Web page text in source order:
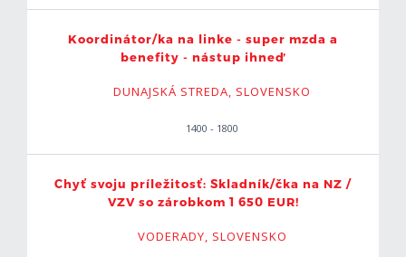
Koordinátor/ka na linke - super mzda a
benefity - nástup ihneď
DUNAJSKÁ STREDA, SLOVENSKO
1400 - 1800
Chyť svoju príležitosť: Skladník/čka na NZ /
VZV so zárobkom 1 650 EUR!
VODERADY, SLOVENSKO